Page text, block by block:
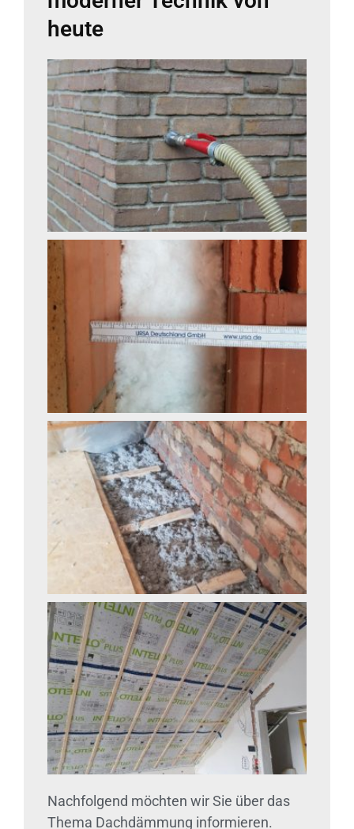
heute
Nachfolgend möchten wir Sie über das
Thema Dachdämmung informieren.